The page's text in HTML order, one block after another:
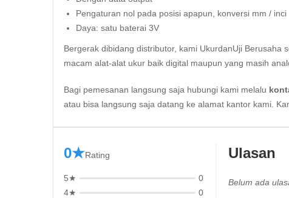
Pengaturan nol pada posisi apapun, konversi mm / inci
Daya: satu baterai 3V
Bergerak dibidang distributor, kami UkurdanUji
macam alat-alat ukur baik digital maupun yang masih
Bagi pemesanan langsung saja hubungi kami melalu
atau bisa langsung saja datang ke alamat kantor kami.
0★Rating
5★
0
4★
0
Ulasan
Belum ada